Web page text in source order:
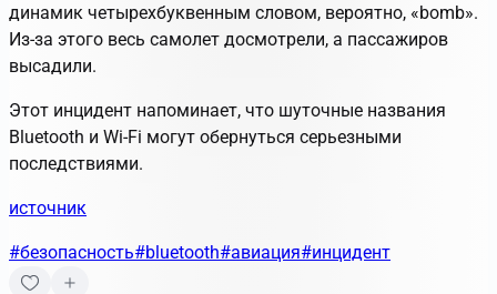
динамик четырехбуквенным словом, вероятно, «bomb».
Из-за этого весь самолет досмотрели, а пассажиров
высадили.
Этот инцидент напоминает, что шуточные названия
Bluetooth и Wi-Fi могут обернуться серьезными
последствиями.
источник
#безопасность#bluetooth#авиация#инцидент